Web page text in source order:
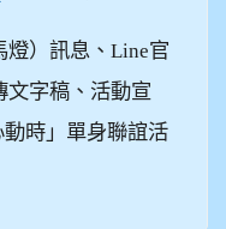
燈）訊息、Line官
文字稿、活動宣
時」單身聯誼活